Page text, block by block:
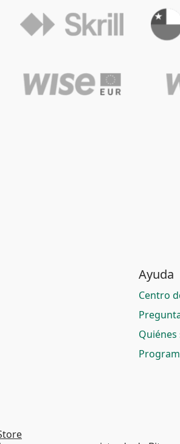
Ayuda
Centro
Quiénes